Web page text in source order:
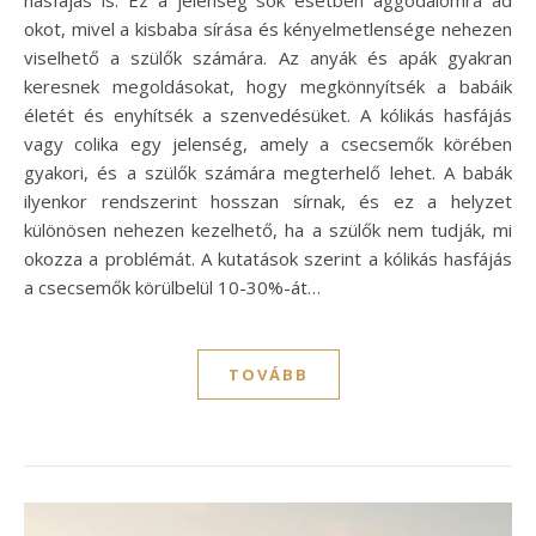
okot, mivel a kisbaba sírása és kényelmetlensége nehezen
viselhető a szülők számára. Az anyák és apák gyakran
keresnek megoldásokat, hogy megkönnyítsék a babáik
életét és enyhítsék a szenvedésüket. A kólikás hasfájás
vagy colika egy jelenség, amely a csecsemők körében
gyakori, és a szülők számára megterhelő lehet. A babák
ilyenkor rendszerint hosszan sírnak, és ez a helyzet
különösen nehezen kezelhető, ha a szülők nem tudják, mi
okozza a problémát. A kutatások szerint a kólikás hasfájás
a csecsemők körülbelül 10-30%-át…
TOVÁBB